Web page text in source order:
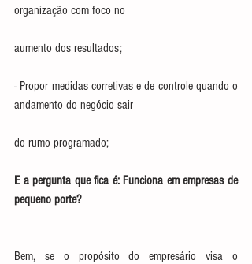
organização com foco no
aumento dos resultados;
- Propor medidas corretivas e de controle quando o
andamento do negócio sair
do rumo programado;
E a pergunta que fica é: Funciona em empresas de
pequeno porte?
Bem, se o propósito do empresário visa o